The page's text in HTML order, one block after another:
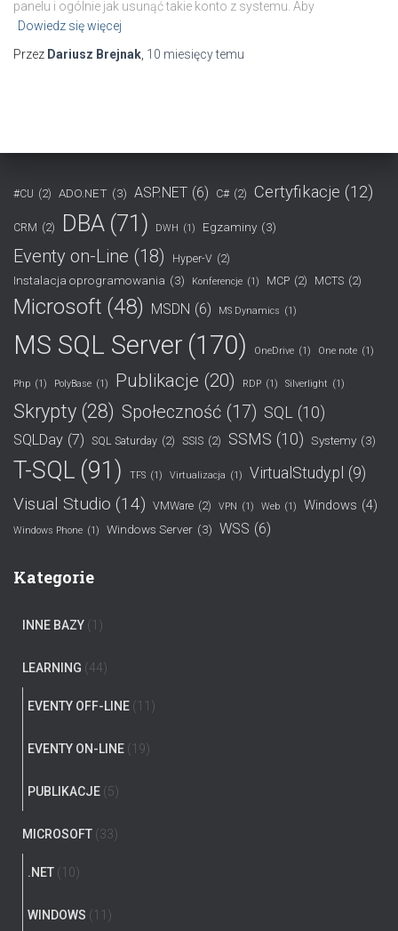
panelu i ogólnie jak usunąć takie konto z systemu. Aby
Dowiedz się więcej
Przez Dariusz Brejnak 10 miesięcytemu
#CU (2) ADO.NET (3) ASP.NET (6) C# (2) Certyfikacje (12)
CRM (2) DBA (71) DWH (1) Egzaminy (3)
Eventy on-Line (18) Hyper-V (2)
Instalacja oprogramowania (3) Konferencje (1) MCP (2) MCTS (2)
Microsoft (48) MSDN (6) MS Dynamics (1)
MS SQL Server (170) OneDrive (1) One note (1)
Php (1) PolyBase (1) Publikacje (20) RDP (1) Silverlight (1)
Skrypty (28) Społeczność (17) SQL (10)
SQLDay (7) SQL Saturday (2) SSIS (2) SSMS (10) Systemy (3)
T-SQL (91) TFS (1) Virtualizacja (1) VirtualStudy.pl (9)
Visual Studio (14) VMWare (2) VPN (1) Web (1) Windows (4)
Windows Phone (1) Windows Server (3) WSS (6)
Kategorie
INNE BAZY (1)
LEARNING (44)
EVENTY OFF-LINE (11)
EVENTY ON-LINE (19)
PUBLIKACJE (5)
MICROSOFT (33)
.NET (10)
WINDOWS (11)